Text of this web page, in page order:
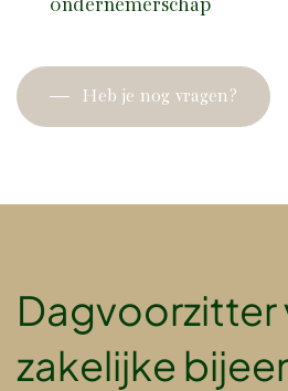
ondernemerschap
Heb je nog vragen?
Dagvoorzitter
zakelijke